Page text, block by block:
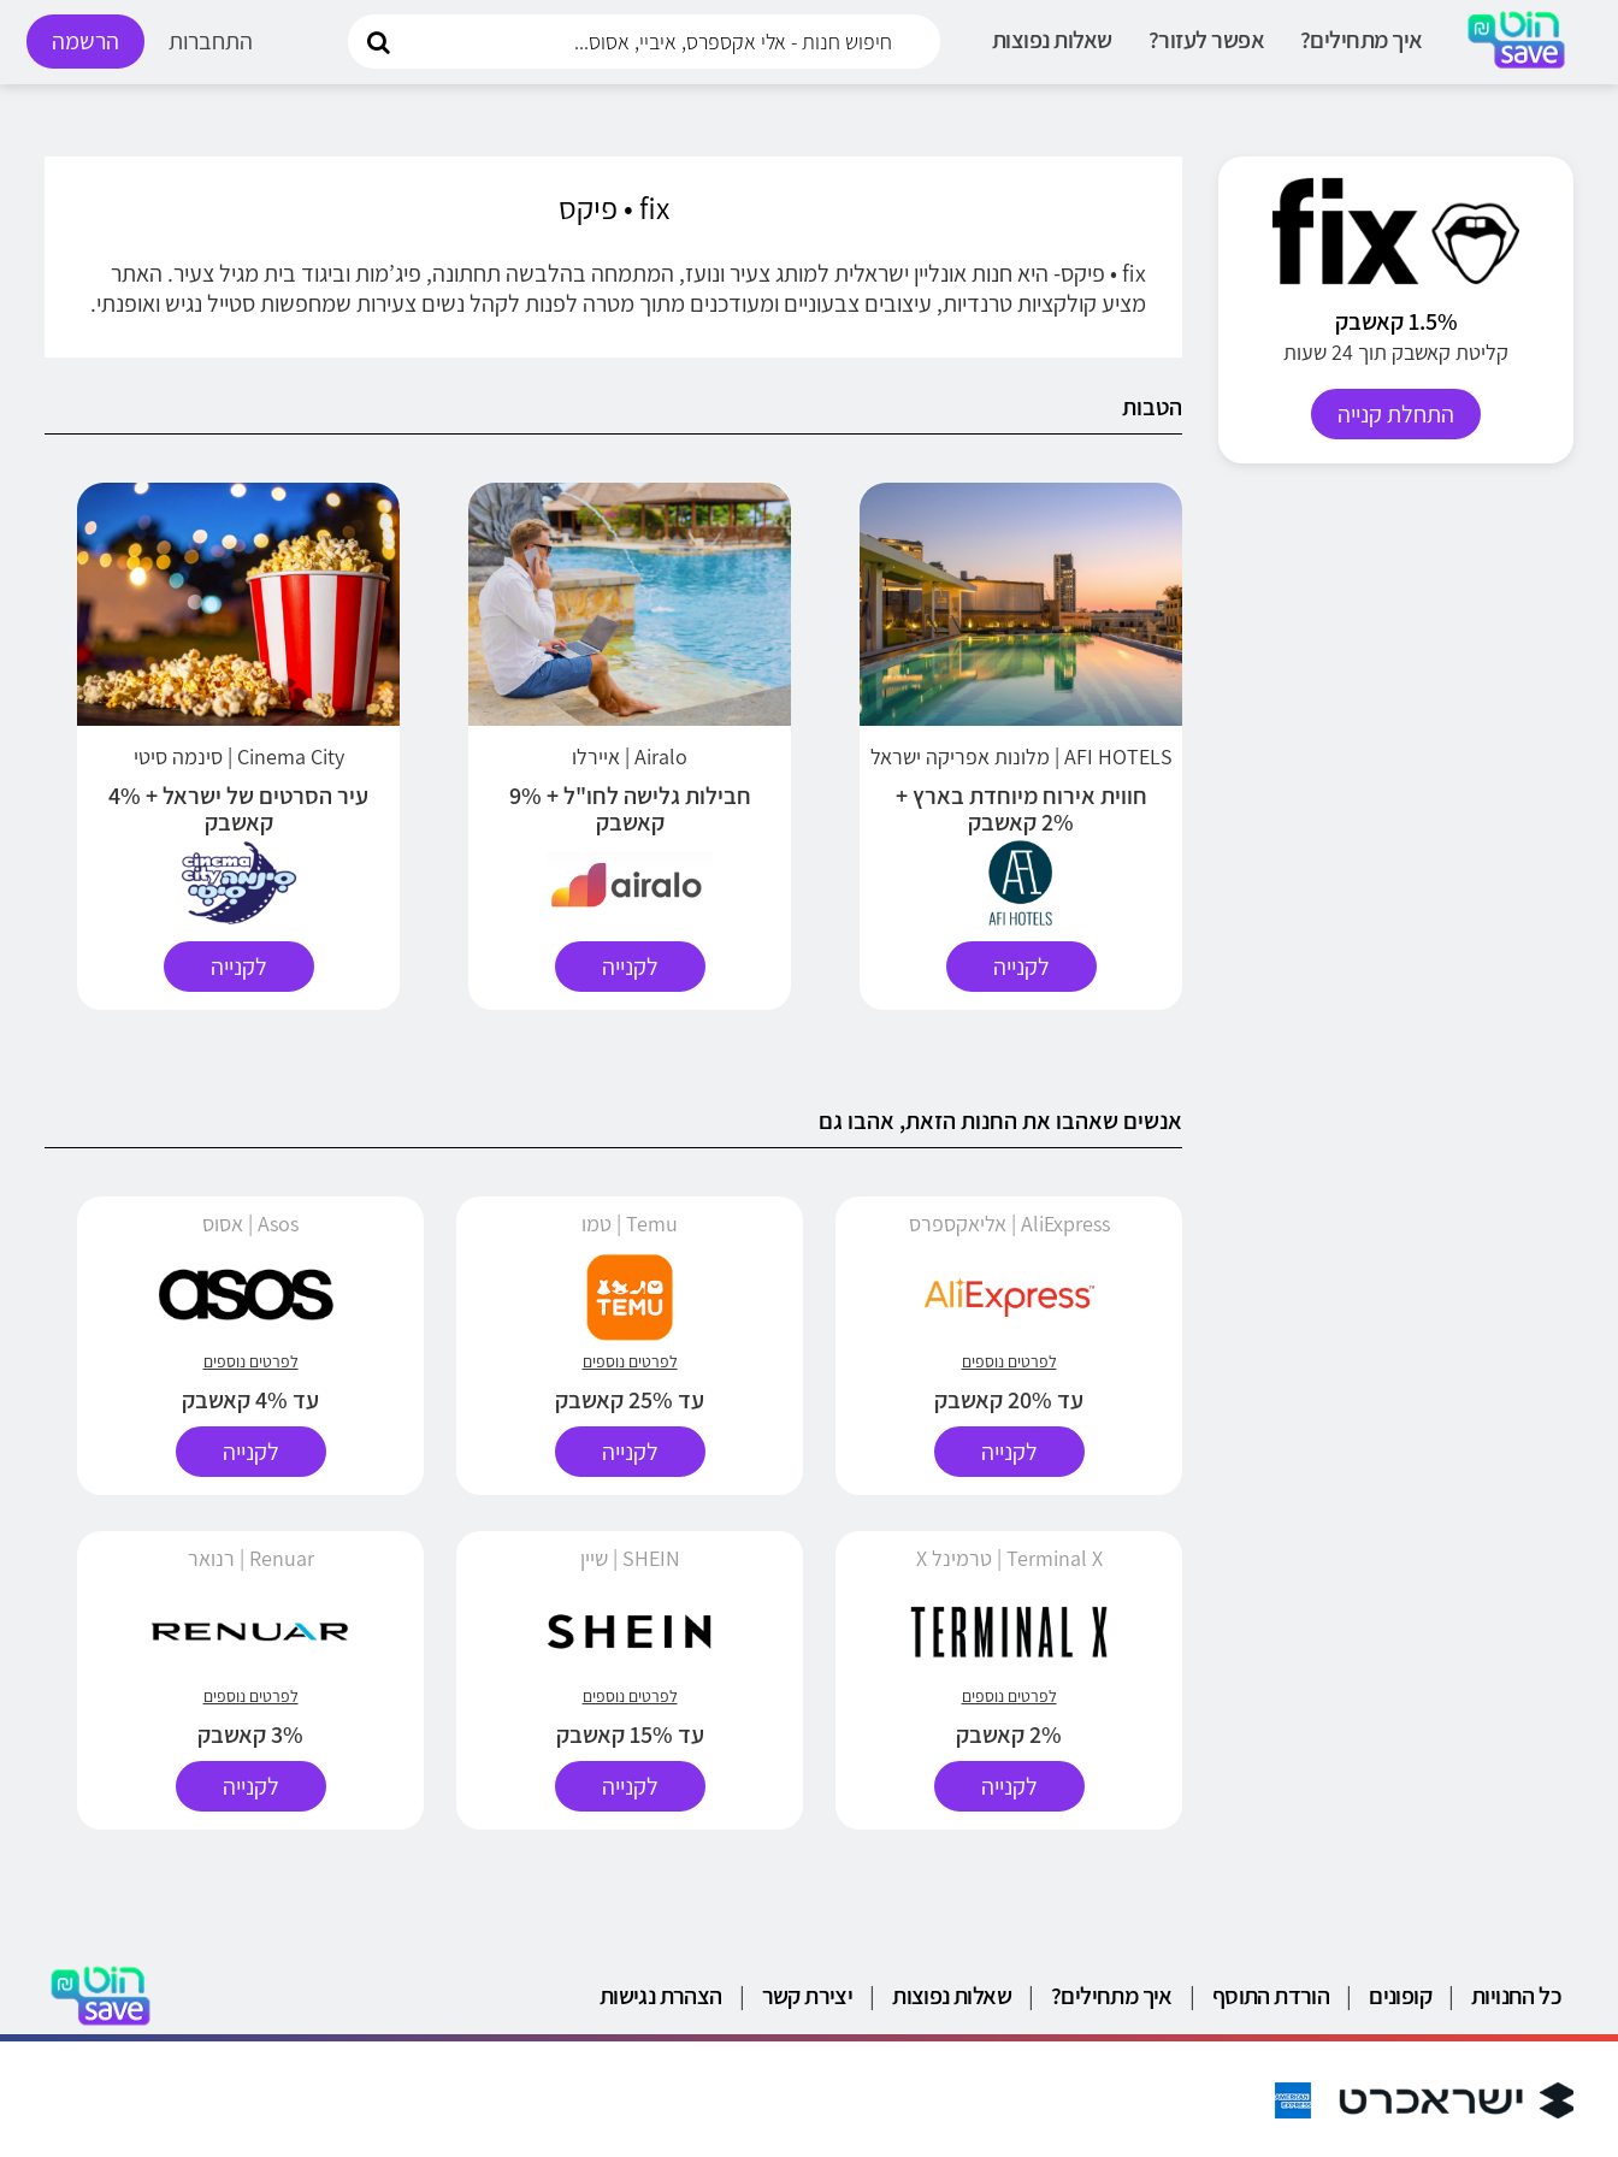
איך מתחילים? אפשר לעזור? שאלות נפוצות הרשמה התחברות
1.5% קאשבק
קליטת קאשבק תוך 24 שעות
התחלת קנייה
fix • פיקס
fix • פיקס- היא חנות אונליין ישראלית למותג צעיר ונועז, המתמחה בהלבשה תחתונה, פיג’מות וביגוד בית מגיל צעיר. האתר
מציע קולקציות טרנדיות, עיצובים צבעוניים ומעודכנים מתוך מטרה לפנות לקהל נשים צעירות שמחפשות סטייל נגיש ואופנתי.
הטבות
AFI HOTELS | מלונות אפריקה ישראל
חווית אירוח מיוחדת בארץ +
2% קאשבק
לקנייה
Airalo | איירלו
חבילות גלישה לחו"ל + 9%
קאשבק
לקנייה
Cinema City | סינמה סיטי
עיר הסרטים של ישראל + 4%
קאשבק
לקנייה
אנשים שאהבו את החנות הזאת, אהבו גם
AliExpress | אליאקספרס
לפרטים נוספים
עד 20% קאשבק
לקנייה
Temu | טמו
לפרטים נוספים
עד 25% קאשבק
לקנייה
Asos | אסוס
לפרטים נוספים
עד 4% קאשבק
לקנייה
Terminal X | טרמינל X
לפרטים נוספים
2% קאשבק
לקנייה
SHEIN | שיין
לפרטים נוספים
עד 15% קאשבק
לקנייה
Renuar | רנואר
לפרטים נוספים
3% קאשבק
לקנייה
כל החנויות | קופונים | הורדת התוסף | איך מתחילים? | שאלות נפוצות | יצירת קשר | הצהרת נגישות